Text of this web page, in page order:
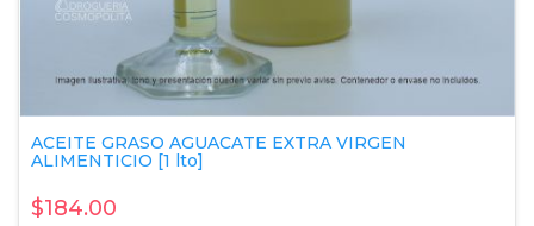
ACEITE GRASO AGUACATE EXTRA VIRGEN
ALIMENTICIO [1 lto]
$184.00